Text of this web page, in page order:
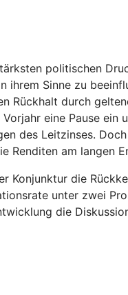
politischen
Sinne zu
Rückhalt durch
eine Pause
des Leitzinses.
Renditen am langen
Konjunktur die
unter zwei
die